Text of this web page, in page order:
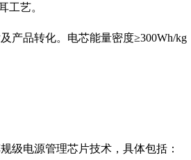
工艺。
产品转化。电芯能量密度≥300Wh/kg
级电源管理芯片技术，具体包括：